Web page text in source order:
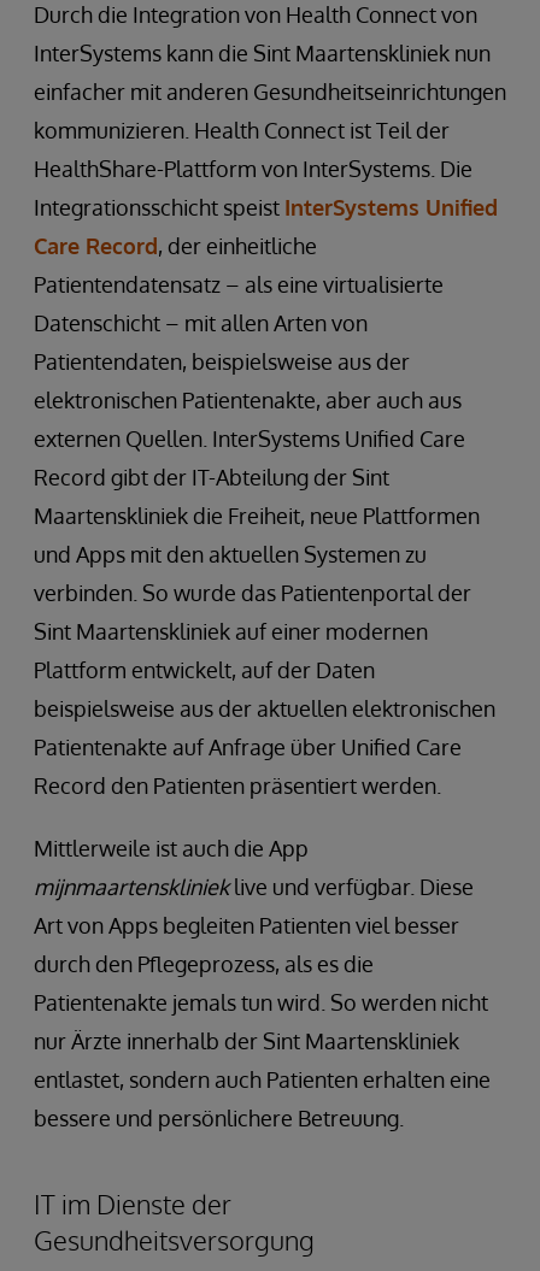
Durch die Integration von Health Connect von
InterSystems kann die Sint Maartenskliniek nun
einfacher mit anderen Gesundheitseinrichtungen
kommunizieren. Health Connect ist Teil der
HealthShare-Plattform von InterSystems. Die
Integrationsschicht speist InterSystems Unified
Care Record, der einheitliche
Patientendatensatz – als eine virtualisierte
Datenschicht – mit allen Arten von
Patientendaten, beispielsweise aus der
elektronischen Patientenakte, aber auch aus
externen Quellen. InterSystems Unified Care
Record gibt der IT-Abteilung der Sint
Maartenskliniek die Freiheit, neue Plattformen
und Apps mit den aktuellen Systemen zu
verbinden. So wurde das Patientenportal der
Sint Maartenskliniek auf einer modernen
Plattform entwickelt, auf der Daten
beispielsweise aus der aktuellen elektronischen
Patientenakte auf Anfrage über Unified Care
Record den Patienten präsentiert werden.
Mittlerweile ist auch die App
mijnmaartensklinieklive und verfügbar. Diese
Art von Apps begleiten Patienten viel besser
durch den Pflegeprozess, als es die
Patientenakte jemals tun wird. So werden nicht
nur Ärzte innerhalb der Sint Maartenskliniek
entlastet, sondern auch Patienten erhalten eine
bessere und persönlichere Betreuung.
IT im Dienste der
Gesundheitsversorgung